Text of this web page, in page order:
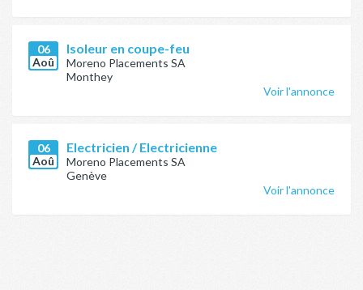
06
Aoû
Isoleur en coupe-feu
Moreno Placements SA
Monthey
Voir l'annonce
06
Aoû
Electricien / Electricienne
Moreno Placements SA
Genève
Voir l'annonce